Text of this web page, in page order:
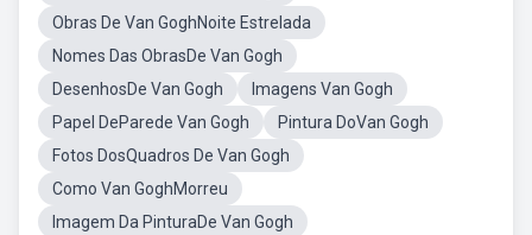
Obras De Van GoghNoite Estrelada
Nomes Das ObrasDe Van Gogh
DesenhosDe Van Gogh
Imagens Van Gogh
Papel DeParede Van Gogh
Pintura DoVan Gogh
Fotos DosQuadros De Van Gogh
Como Van GoghMorreu
Imagem Da PinturaDe Van Gogh